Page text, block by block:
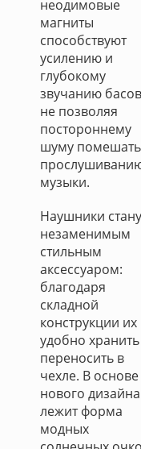
неодимовые
магниты
способствуют
усилению и
глубокому
звучанию
не позволяя
постороннему
шуму помешать
музыки.
Наушники
незаменимым
стильным
аксессуаром:
благодаря
складной
конструкции их
удобно
переносить в
чехле. В основе
нового дизайна
лежит форма
модных